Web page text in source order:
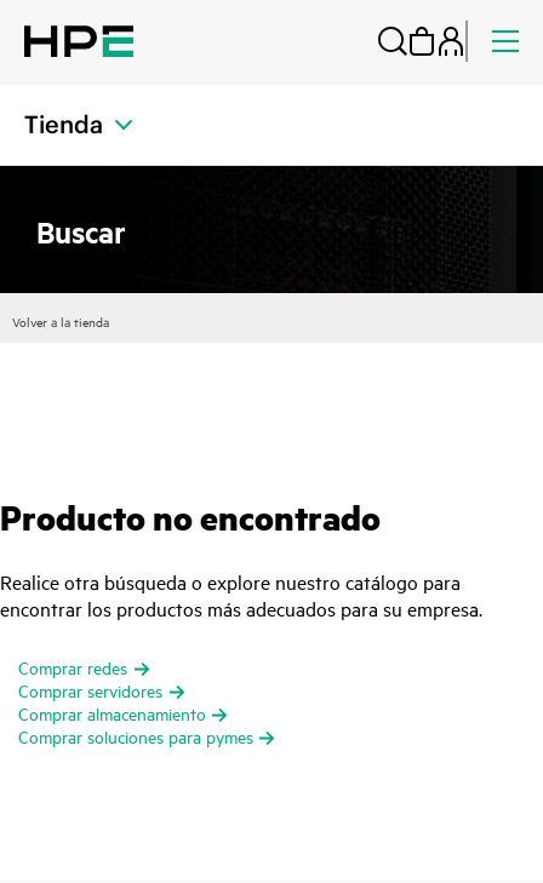
Tienda
Buscar
Volver a la tienda
Producto no encontrado
Realice otra búsqueda o explore nuestro catálogo para
encontrar los productos más adecuados para su empresa.
Comprar redes
Comprar servidores
Comprar almacenamiento
Comprar soluciones para pymes